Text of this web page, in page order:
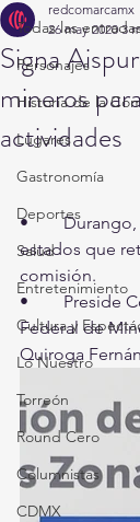
Todas las
Personajes
Historia de la
Lugares
Gastronomía
Deportes
Salud
Entretenimiento
Cultura y
Lo Nuestro
Torreón
Round Cero
Columnistas
CDMX
Signa
mineros
actividades
redcomarcamx
26 may 2020 3
•	Durango, de los primeros
estados que
comisión.
•	Preside Comité el subsecretario
Federal de
Quiroga